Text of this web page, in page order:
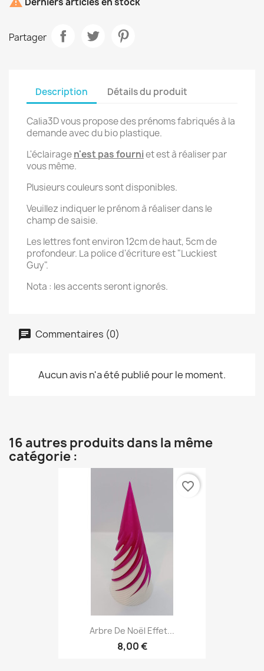
Partager
Description Détails du produit
Calia3D vous propose des prénoms fabriqués à la
demande avec du bio plastique.
L'éclairagen'est pas fourniet est à réaliser par
vous même.
Plusieurs couleurs sont disponibles.
Veuillez indiquer le prénom à réaliser dans le
champ de saisie.
Les lettres font environ 12cm de haut, 5cm de
profondeur. La police d'écriture est "Luckiest
Guy".
Nota : les accents seront ignorés.
Commentaires (0)
Aucun avis n'a été publié pour le moment.
16 autres produits dans la même
catégorie :
Arbre De Noël Effet...
8,00 €
favorite_border